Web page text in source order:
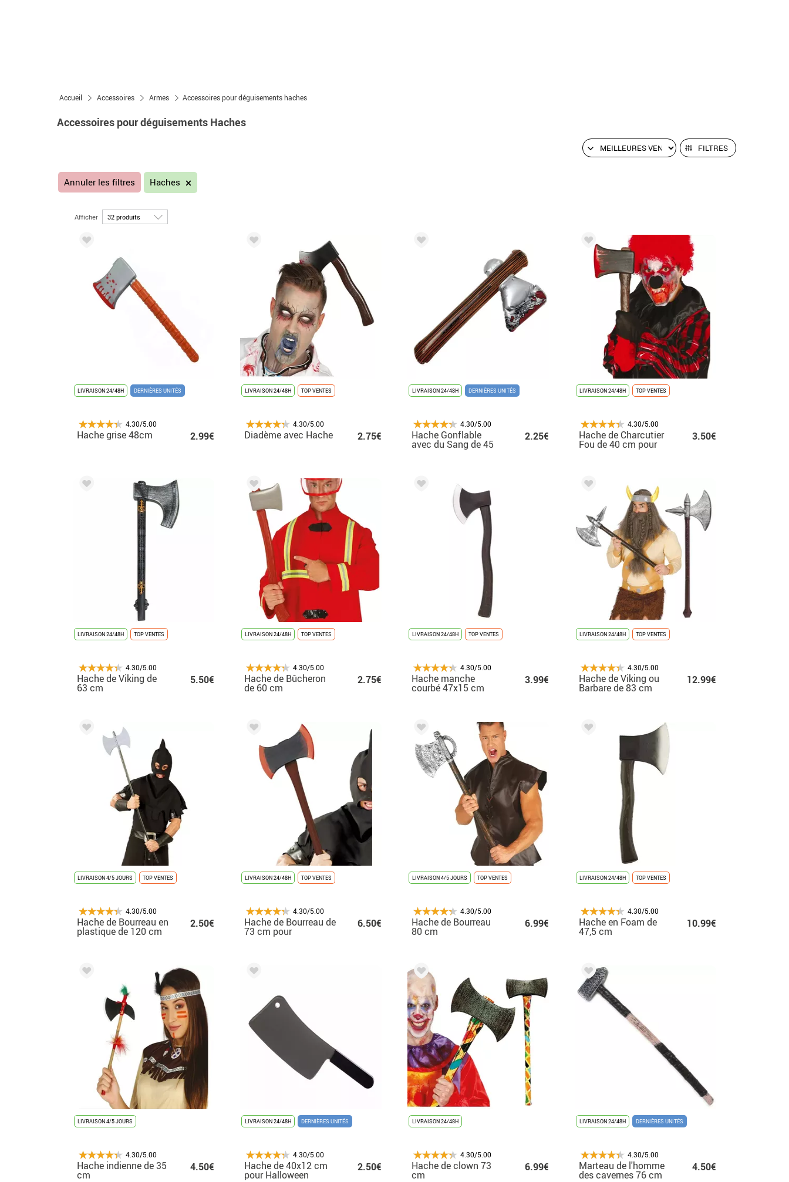
Accueil Accessoires Armes Accessoires pour déguisements haches
Accessoires pour déguisements Haches
FILTRES
Annuler les filtres Haches
Afficher
LIVRAISON 24/48H DERNIÈRES UNITÉS
4.30/5.00
Hache grise 48cm 2.99€
LIVRAISON 24/48H TOP VENTES
4.30/5.00
Diadème avec Hache 2.75€
LIVRAISON 24/48H DERNIÈRES UNITÉS
4.30/5.00
Hache Gonflable
avec du Sang de 45
2.25€
LIVRAISON 24/48H TOP VENTES
4.30/5.00
Hache de Charcutier
Fou de 40 cm pour
3.50€
LIVRAISON 24/48H TOP VENTES
4.30/5.00
Hache de Viking de
63 cm
5.50€
LIVRAISON 24/48H TOP VENTES
4.30/5.00
Hache de Bûcheron
de 60 cm
2.75€
LIVRAISON 24/48H TOP VENTES
4.30/5.00
Hache manche
courbé 47x15 cm
3.99€
LIVRAISON 24/48H TOP VENTES
4.30/5.00
Hache de Viking ou
Barbare de 83 cm
12.99€
LIVRAISON 4/5 JOURS TOP VENTES
4.30/5.00
Hache de Bourreau en
plastique de 120 cm
pour Halloween
2.50€
LIVRAISON 24/48H TOP VENTES
4.30/5.00
Hache de Bourreau de
73 cm pour
Halloween
6.50€
LIVRAISON 4/5 JOURS TOP VENTES
4.30/5.00
Hache de Bourreau
80 cm
6.99€
LIVRAISON 24/48H TOP VENTES
4.30/5.00
Hache en Foam de
47,5 cm
10.99€
LIVRAISON 4/5 JOURS
4.30/5.00
Hache indienne de 35
cm
4.50€
LIVRAISON 24/48H DERNIÈRES UNITÉS
4.30/5.00
Hache de 40x12 cm
pour Halloween
2.50€
LIVRAISON 24/48H
4.30/5.00
Hache de clown 73
cm
6.99€
LIVRAISON 24/48H DERNIÈRES UNITÉS
4.30/5.00
Marteau de l'homme
des cavernes 76 cm
4.50€